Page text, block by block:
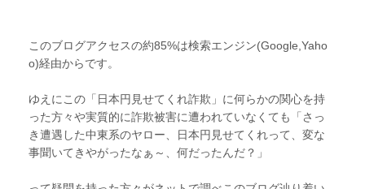
このブログアクセスの約85%は検索エンジン(Google,Yaho
o)経由からです。
ゆえにこの「日本円見せてくれ詐欺」に何らかの関心を持
った方々や実質的に詐欺被害に遭われていなくても「さっ
き遭遇した中東系のヤロー、日本円見せてくれって、変な
事聞いてきやがったなぁ～、何だったんだ？」